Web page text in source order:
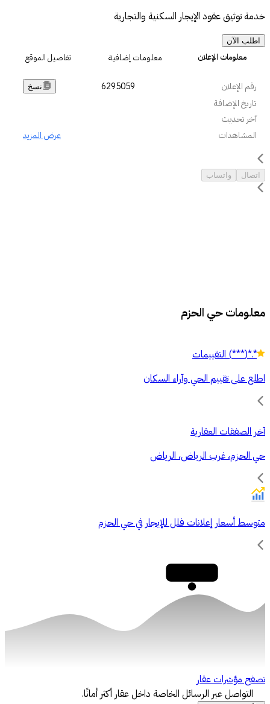
خدمة توثيق عقود الإيجار السكنية والتجارية
اطلب الآن
معلومات الإعلان معلومات إضافية تفاصيل الموقع
رقم الإعلان 6295059 نسخ
تاريخ الإضافة
آخر تحديث
المشاهدات
عرض المزيد
اتصال واتساب
معلومات حي الحزم
*.*
(
***
)التقييمات
اطلع على تقييم الحي وآراء السكان
آخر الصفقات العقارية
حي الحزم، غرب الرياض، الرياض
متوسط أسعار إعلانات فلل للإيجار في حي الحزم
تصفح مؤشرات عقار
التواصل عبر الرسائل الخاصة داخل عقار أكثر أمانًا.